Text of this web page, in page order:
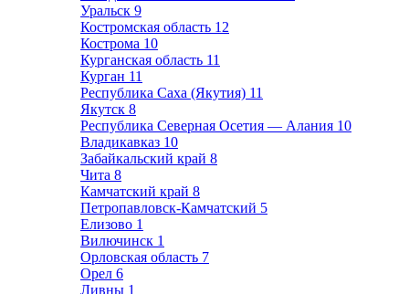
Уральск 9
Костромская область 12
Кострома 10
Курганская область 11
Курган 11
Республика Саха (Якутия) 11
Якутск 8
Республика Северная Осетия — Алания 10
Владикавказ 10
Забайкальский край 8
Чита 8
Камчатский край 8
Петропавловск-Камчатский 5
Елизово 1
Вилючинск 1
Орловская область 7
Орел 6
Ливны 1